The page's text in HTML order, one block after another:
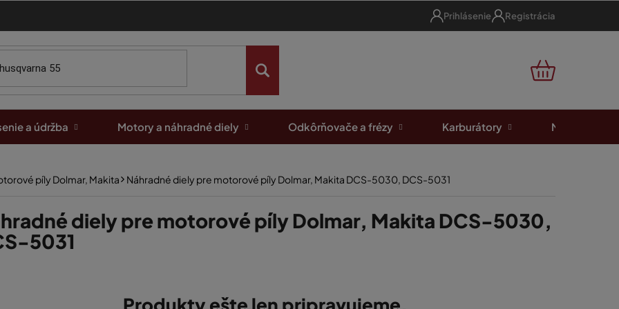
Prihlásenie Registrácia
NÁKUPNÝ
a údržba Motory a náhradné diely Odkôrňovače a frézy Karburátory Motorové
píly Dolmar, Makita Náhradné diely pre motorové píly Dolmar, Makita DCS-5030, DCS-5031
diely pre motorové píly Dolmar, Makita DCS-5030,
5031
Produkty ešte len pripravujeme.